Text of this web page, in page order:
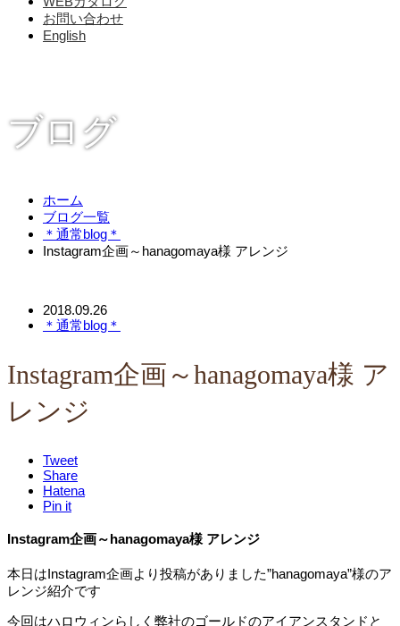
お問い合わせ
English
ブログ
ホーム
ブログ一覧
＊通常blog＊
Instagram企画～hanagomaya様 アレンジ
2018.09.26
＊通常blog＊
Instagram企画～hanagomaya様 ア
レンジ
Tweet
Share
Hatena
Pin it
Instagram企画～hanagomaya様 アレンジ
本日はInstagram企画より投稿がありました”hanagomaya”様のア
レンジ紹介です
今回はハロウィンらしく弊社のゴールドのアイアンスタンドと